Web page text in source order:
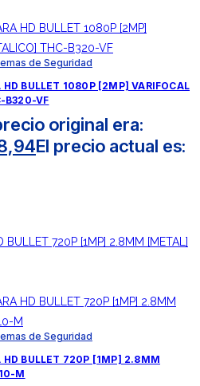
de Seguridad
HD BULLET 1080P [2MP] VARIFOCAL
B320-VF
original era:
El precio actual es:
de Seguridad
HD BULLET 720P [1MP] 2.8MM
M